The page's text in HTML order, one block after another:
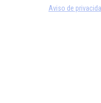
Aviso de